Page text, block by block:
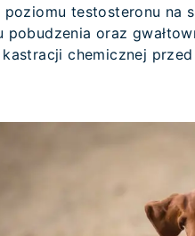
poziomu testosteronu
pobudzenia oraz
chemicznej